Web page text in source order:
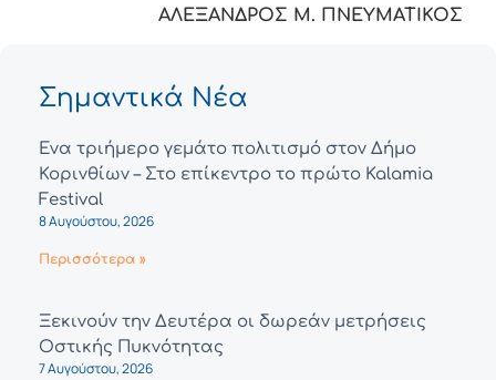
ΑΛΕΞΑΝΔΡΟΣ Μ. ΠΝΕΥΜΑΤΙΚΟΣ
Σημαντικά Νέα
Ένα τριήμερο γεμάτο πολιτισμό στον Δήμο
Κορινθίων – Στο επίκεντρο το πρώτο Kalamia
Festival
8 Αυγούστου, 2026
Περισσότερα »
Ξεκινούν την Δευτέρα οι δωρεάν μετρήσεις
Οστικής Πυκνότητας
7 Αυγούστου, 2026